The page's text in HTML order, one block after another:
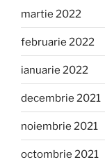
martie 2022
februarie 2022
ianuarie 2022
decembrie 2021
noiembrie 2021
octombrie 2021